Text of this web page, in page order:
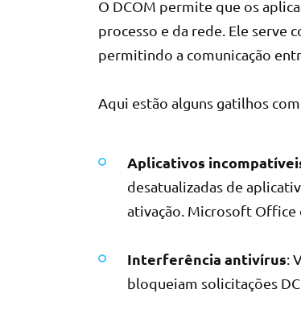
O DCOM permite que os
processo e da rede. Ele serve
permitindo a comunicação
Aqui estão alguns gatilhos
Aplicativos
desatualizadas de
ativação. Microsoft Office
Interferência antivírus:
bloqueiam solicitações